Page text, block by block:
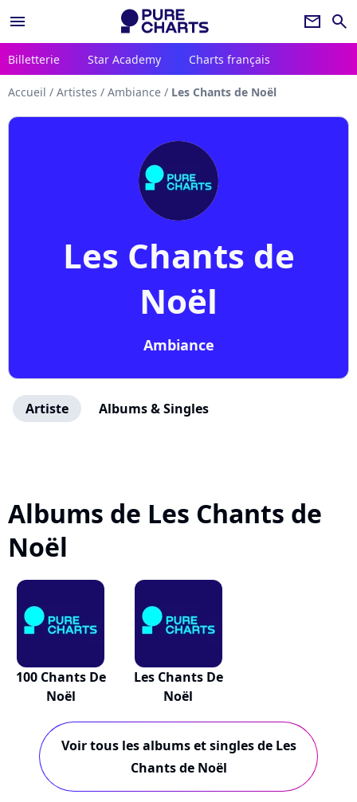
menu newsletter search
Billetterie Star Academy Charts français
Accueil / Artistes / Ambiance / Les Chants de Noël
Les Chants de
Noël
Ambiance
Artiste Albums & Singles
Albums de Les Chants de
Noël
100 Chants De
Noël
Les Chants De
Noël
Voir tous les albums et singles de Les
Chants de Noël